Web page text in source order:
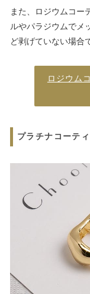
また、ロジウムコー
ルやパラジウムでメ
ど剥げていない場合
ロジウム
プラチナコーテ